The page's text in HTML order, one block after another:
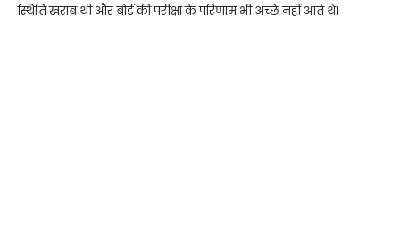
स्थिति खराब थी और बोर्ड की परीक्षा के परिणाम भी अच्छे नहीं आते थे।